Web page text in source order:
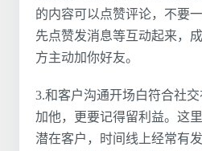
的内容可以点赞评论，不要
先点赞发消息等互动起来，
方主动加你好友。
3.和客户沟通开场白符合社
加他，更要记得留利益。这
潜在客户，时间线上经常有